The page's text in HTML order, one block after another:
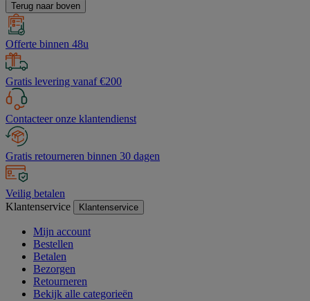
Terug naar boven
Offerte binnen 48u
Gratis levering vanaf €200
Contacteer onze klantendienst
Gratis retourneren binnen 30 dagen
Veilig betalen
Klantenservice
Klantenservice
Mijn account
Bestellen
Betalen
Bezorgen
Retourneren
Bekijk alle categorieën